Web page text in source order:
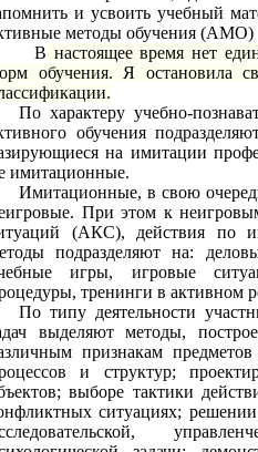
и усвоить учебный
методы обучения (АМО)
В настоящее время нет
обучения. Я остановила
По характеру учебно-
обучения
на имитации
имитационные.
Имитационные, в свою
При этом к
(АКС), действия по
подразделяют на:
игры, игровые
тренинги в активном
По типу деятельности
выделяют методы,
признакам
и структур;
выборе тактики
ситуациях;